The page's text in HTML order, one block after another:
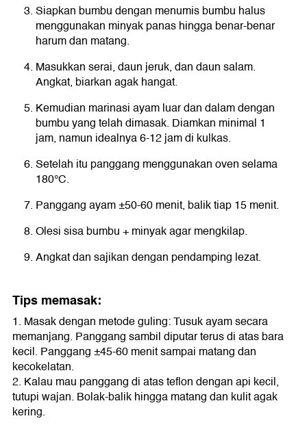
Siapkan bumbu dengan menumis bumbu halus
menggunakan minyak panas hingga benar-benar
harum dan matang.
Masukkan serai, daun jeruk, dan daun salam.
Angkat, biarkan agak hangat.
Kemudian marinasi ayam luar dan dalam dengan
bumbu yang telah dimasak. Diamkan minimal 1
jam, namun idealnya 6-12 jam di kulkas.
Setelah itu panggang menggunakan oven selama
180°C.
Panggang ayam ±50-60 menit, balik tiap 15 menit.
Olesi sisa bumbu + minyak agar mengkilap.
Angkat dan sajikan dengan pendamping lezat.
Tips memasak:
1. Masak dengan metode guling: Tusuk ayam secara
memanjang. Panggang sambil diputar terus di atas bara
kecil. Panggang ±45-60 menit sampai matang dan
kecokelatan.
2. Kalau mau panggang di atas teflon dengan api kecil,
tutupi wajan. Bolak-balik hingga matang dan kulit agak
kering.